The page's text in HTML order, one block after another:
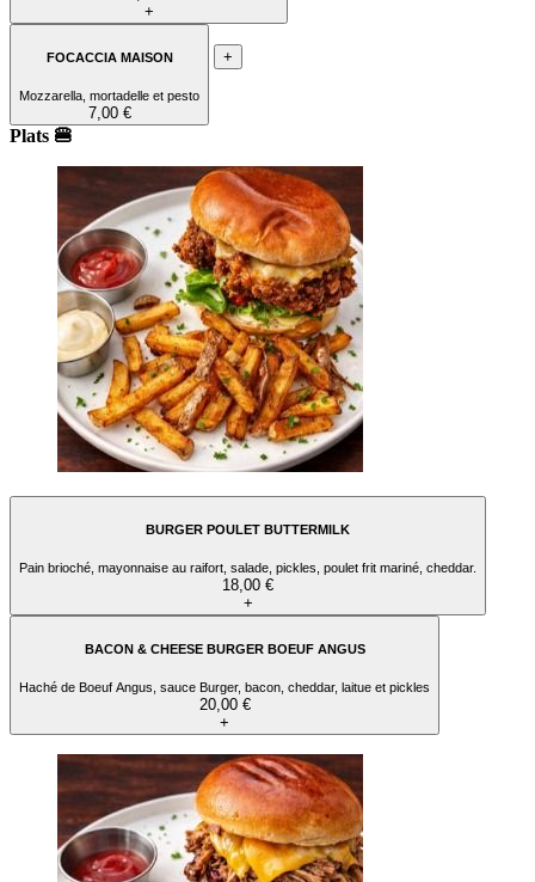
+
FOCACCIA MAISON
Mozzarella, mortadelle et pesto
7,00 €
+
Plats 🍔
BURGER POULET BUTTERMILK
Pain brioché, mayonnaise au raifort, salade, pickles, poulet frit mariné, cheddar.
18,00 €
+
BACON & CHEESE BURGER BOEUF ANGUS
Haché de Boeuf Angus, sauce Burger, bacon, cheddar, laitue et pickles
20,00 €
+